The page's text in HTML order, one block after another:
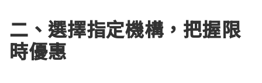
二、選擇指定機構，把握限
時優惠